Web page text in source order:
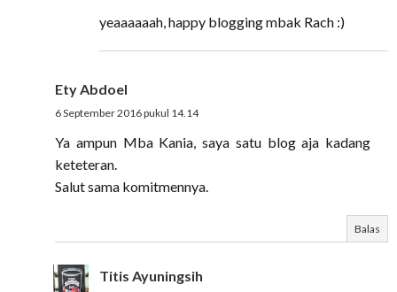
yeaaaaaah, happy blogging mbak Rach :)
Ety Abdoel
6 September 2016 pukul 14.14
Ya ampun Mba Kania, saya satu blog aja kadang
keteteran.
Salut sama komitmennya.
Balas
Titis Ayuningsih